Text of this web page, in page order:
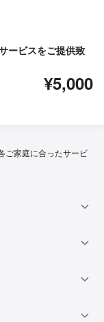
ービスをご提供致
¥5,000
ご家庭に合ったサービ